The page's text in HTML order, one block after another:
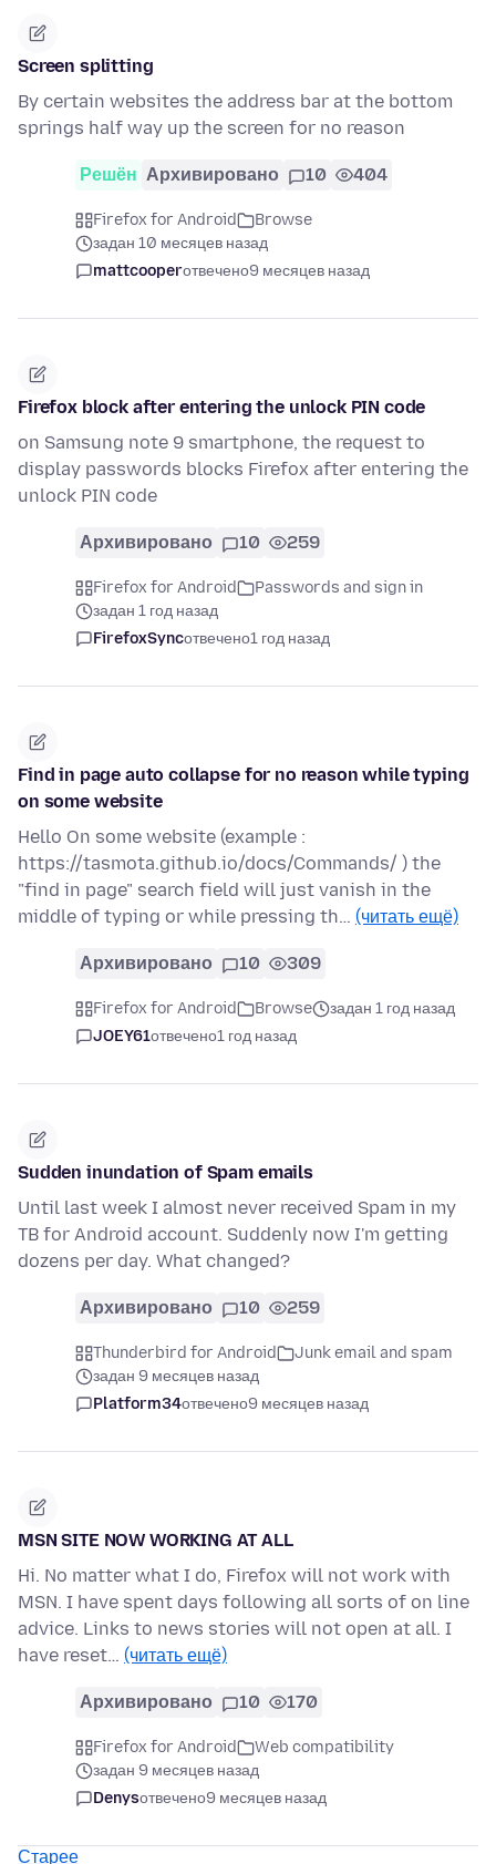
Screen splitting
By certain websites the address bar at the bottom
springs half way up the screen for no reason
Решён Архивировано 10 404
Firefox for Android
Browse
задан 10 месяцев назад
mattcooperотвечено9 месяцев назад
Firefox block after entering the unlock PIN code
on Samsung note 9 smartphone, the request to
display passwords blocks Firefox after entering the
unlock PIN code
Архивировано 10 259
Firefox for Android
Passwords and sign in
задан 1 год назад
FirefoxSyncотвечено1 год назад
Find in page auto collapse for no reason while typing
on some website
Hello On some website (example :
https://tasmota.github.io/docs/Commands/ ) the
"find in page" search field will just vanish in the
middle of typing or while pressing th… (читать ещё)
Архивировано 10 309
Firefox for Android Browse
задан 1 год назад
JOEY61отвечено1 год назад
Sudden inundation of Spam emails
Until last week I almost never received Spam in my
TB for Android account. Suddenly now I'm getting
dozens per day. What changed?
Архивировано 10 259
Thunderbird for Android
Junk email and spam
задан 9 месяцев назад
Platform34отвечено9 месяцев назад
MSN SITE NOW WORKING AT ALL
Hi. No matter what I do, Firefox will not work with
MSN. I have spent days following all sorts of on line
advice. Links to news stories will not open at all. I
have reset… (читать ещё)
Архивировано 10 170
Firefox for Android
Web compatibility
задан 9 месяцев назад
Denysотвечено9 месяцев назад
Старее